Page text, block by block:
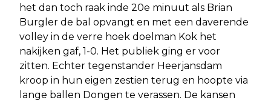
het dan toch raak inde 20e minuut als Brian
Burgler de bal opvangt en met een daverende
volley in de verre hoek doelman Kok het
nakijken gaf, 1-0. Het publiek ging er voor
zitten. Echter tegenstander Heerjansdam
kroop in hun eigen zestien terug en hoopte via
lange ballen Dongen te verassen. De kansen